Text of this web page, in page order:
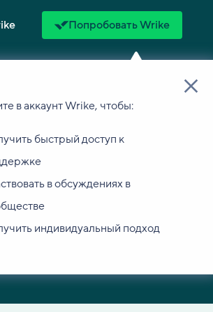
Попробовать Wrike
в аккаунт Wrike, чтобы:
быстрый доступ к
в обсуждениях в
индивидуальный подход